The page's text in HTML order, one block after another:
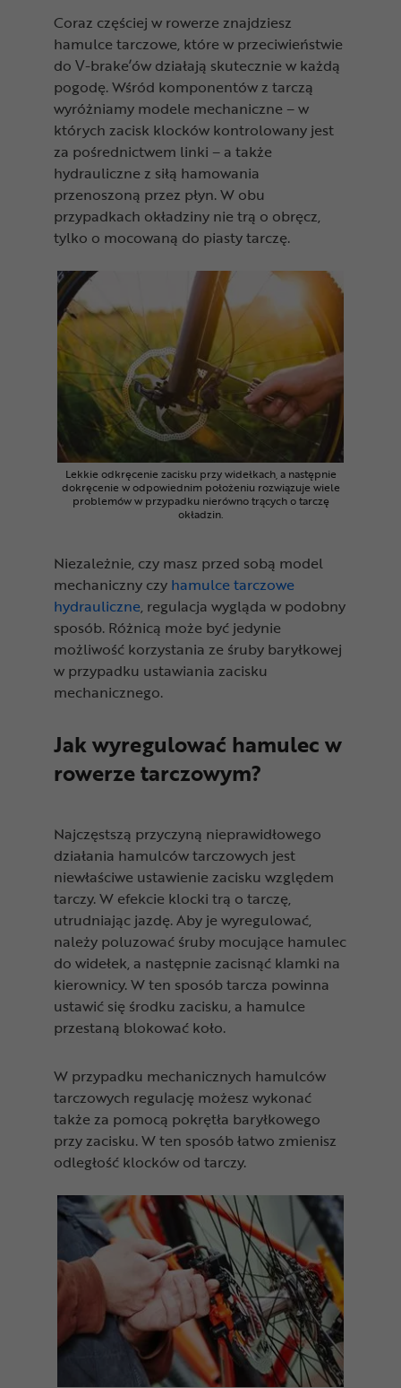
Coraz częściej w rowerze znajdziesz
hamulce tarczowe, które w przeciwieństwie
do V-brake’ów działają skutecznie w każdą
pogodę. Wśród komponentów z tarczą
wyróżniamy modele mechaniczne – w
których zacisk klocków kontrolowany jest
za pośrednictwem linki – a także
hydrauliczne z siłą hamowania
przenoszoną przez płyn. W obu
przypadkach okładziny nie trą o obręcz,
tylko o mocowaną do piasty tarczę.
Lekkie odkręcenie zacisku przy widełkach, a następnie
dokręcenie w odpowiednim położeniu rozwiązuje wiele
problemów w przypadku nierówno trących o tarczę
okładzin.
Niezależnie, czy masz przed sobą model
mechaniczny czy hamulce tarczowe
hydrauliczne, regulacja wygląda w podobny
sposób. Różnicą może być jedynie
możliwość korzystania ze śruby baryłkowej
w przypadku ustawiania zacisku
mechanicznego.
Jak wyregulować hamulec w
rowerze tarczowym?
Najczęstszą przyczyną nieprawidłowego
działania hamulców tarczowych jest
niewłaściwe ustawienie zacisku względem
tarczy. W efekcie klocki trą o tarczę,
utrudniając jazdę. Aby je wyregulować,
należy poluzować śruby mocujące hamulec
do widełek, a następnie zacisnąć klamki na
kierownicy. W ten sposób tarcza powinna
ustawić się środku zacisku, a hamulce
przestaną blokować koło.
W przypadku mechanicznych hamulców
tarczowych regulację możesz wykonać
także za pomocą pokrętła baryłkowego
przy zacisku. W ten sposób łatwo zmienisz
odległość klocków od tarczy.